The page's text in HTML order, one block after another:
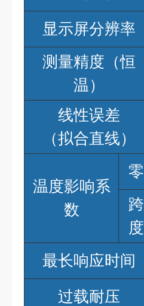
显示屏分辨率
测量精度（恒
温）
线性误差
（拟合直线）
温度影响系
数
零
跨
度
最长响应时间
过载耐压